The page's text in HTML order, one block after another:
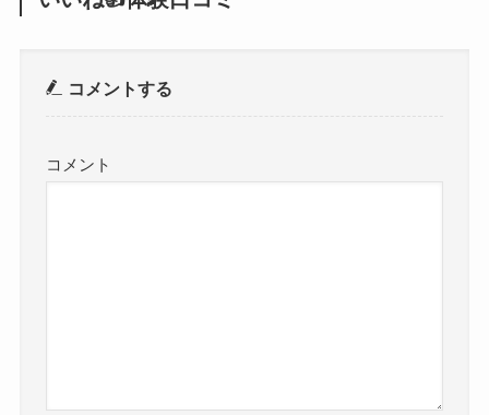
コメントする
コメント